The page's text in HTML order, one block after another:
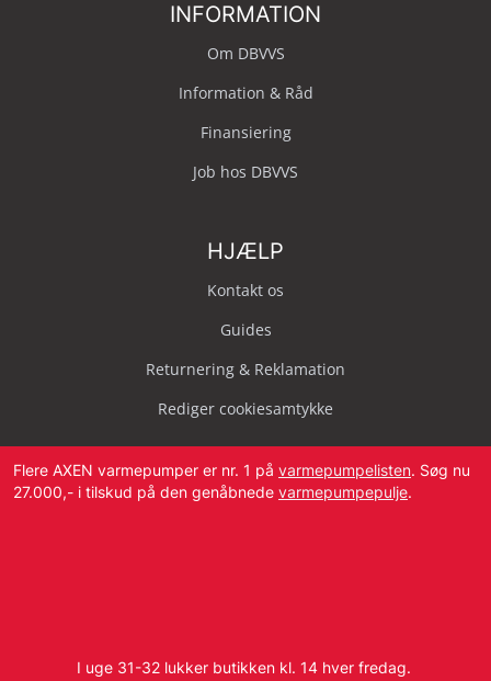
INFORMATION
Om DBVVS
Information & Råd
Finansiering
Job hos DBVVS
HJÆLP
Kontakt os
Guides
Returnering & Reklamation
Rediger cookiesamtykke
Flere AXEN varmepumper er nr. 1 på varmepumpelisten. Søg nu
27.000,- i tilskud på den genåbnede varmepumpepulje.
I uge 31-32 lukker butikken kl. 14 hver fredag.